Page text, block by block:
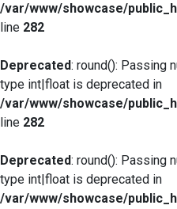
/var/www/showcase/
line 282
Deprecated: round(): Passing
type int|float is deprecated in
/var/www/showcase/
line 282
Deprecated: round(): Passing
type int|float is deprecated in
/var/www/showcase/